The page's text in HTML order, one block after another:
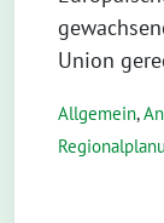
Union
Allgemein,